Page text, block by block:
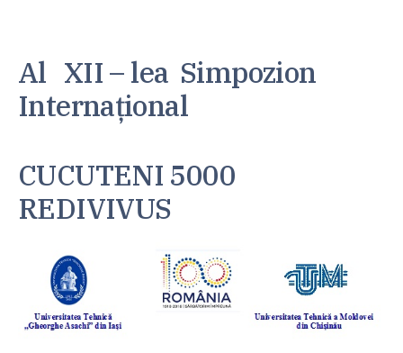
Al XII – lea Simpozion
Internaţional
CUCUTENI 5000
REDIVIVUS